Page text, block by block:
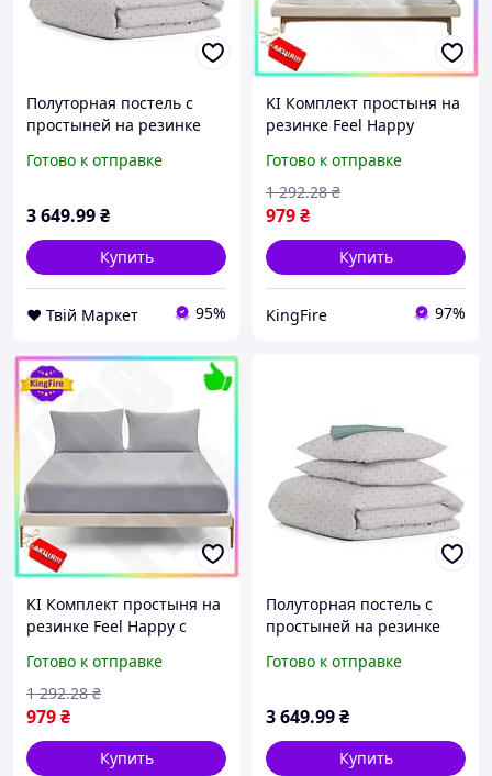
Полуторная постель с
простыней на резинке
Бежевый 160х220 см
Готово к отправке
3 649.99₴
Купить
❤️ Твій Маркет 95%
KI Комплект простыня на
резинке Feel Happy
кровати с наволочками
160х200 см постель
FIR41_R
Готово к отправке
979₴
1 292.28 ₴
Купить
KingFire 97%
KI Комплект простыня на
резинке Feel Happy с
серый для кровати
160х200 см постель
FIR41_R
Готово к отправке
979₴
1 292.28 ₴
Купить
Полуторная постель с
простыней на резинке
Бежевый 160х220 см
Готово к отправке
3 649.99₴
Купить